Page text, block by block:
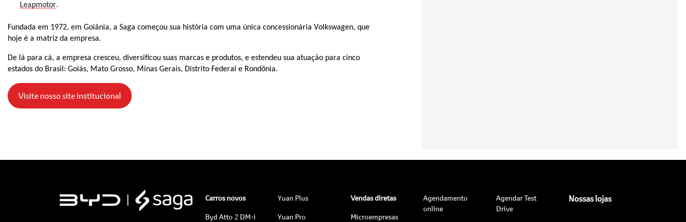
Leapmotor.
Fundada em 1972, em Goiânia, a Saga começou sua história com uma única concessionária Volkswagen, que
hoje é a matriz da empresa.
De lá para cá, a empresa cresceu, diversificou suas marcas e produtos, e estendeu sua atuação para cinco
estados do Brasil: Goiás, Mato Grosso, Minas Gerais, Distrito Federal e Rondônia.
Visite nosso site institucional
Carros novos
Byd Atto 2 DM-i
Yuan Plus
Yuan Pro
Vendas diretas
Microempresas
Agendamento
online
Agendar Test
Drive
Nossas lojas